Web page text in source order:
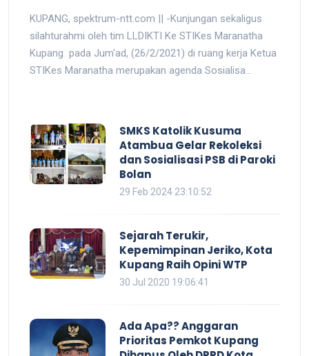
KUPANG, spektrum-ntt.com || -Kunjungan sekaligus
silahturahmi oleh tim LLDIKTI Ke STIKes Maranatha
Kupang pada Jum'ad, (26/2/2021) di ruang kerja Ketua
STIKes Maranatha merupakan agenda Sosialisa...
SMKS Katolik Kusuma
Atambua Gelar Rekoleksi
dan Sosialisasi PSB di Paroki
Bolan
29 Feb 2024 23:10:52
Sejarah Terukir,
Kepemimpinan Jeriko, Kota
Kupang Raih Opini WTP
30 Jul 2020 19:06:41
Ada Apa?? Anggaran
Prioritas Pemkot Kupang